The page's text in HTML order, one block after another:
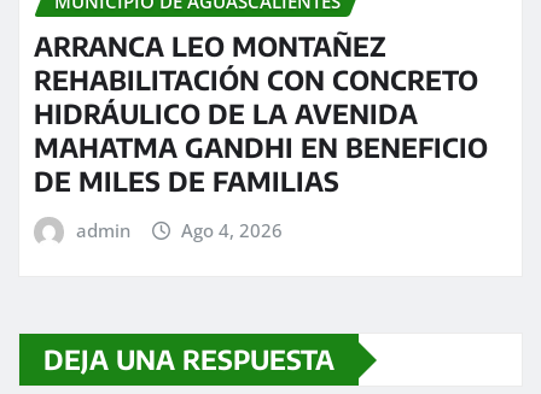
ARRANCA LEO MONTAÑEZ
REHABILITACIÓN CON CONCRETO
HIDRÁULICO DE LA AVENIDA
MAHATMA GANDHI EN BENEFICIO
DE MILES DE FAMILIAS
admin Ago 4, 2026
DEJA UNA RESPUESTA